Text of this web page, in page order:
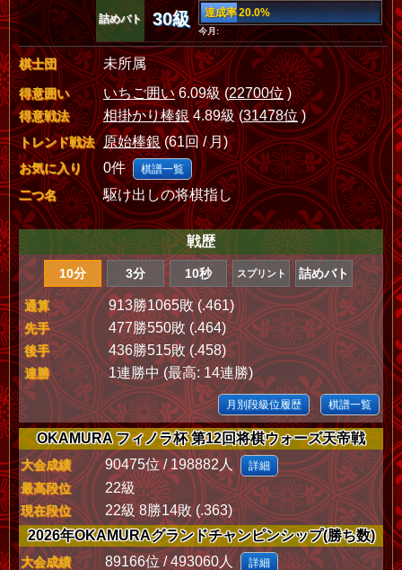
詰めバト 30級 達成率 20.0%
今月:
棋士団 未所属
得意囲い いちご囲い6.09級 (22700位)
得意戦法 相掛かり棒銀4.89級 (31478位)
トレンド戦法 原始棒銀(61回 / 月)
お気に入り 0件 棋譜一覧
二つ名 駆け出しの将棋指し
戦歴
10分 3分 10秒 スプリント 詰めバト
通算 913勝1065敗 (.461)
先手 477勝550敗 (.464)
後手 436勝515敗 (.458)
連勝 1連勝中 (最高: 14連勝)
月別段級位履歴 棋譜一覧
OKAMURA フィノラ杯 第12回将棋ウォーズ天帝戦
大会成績 90475位 / 198882人 詳細
最高段位 22級
現在段位
22級 8勝14敗 (.363)
2026年OKAMURAグランドチャンピンシップ(勝ち数)
大会成績 89166位 / 493060人 詳細